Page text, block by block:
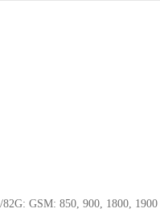
GSM: 850, 900, 1800,